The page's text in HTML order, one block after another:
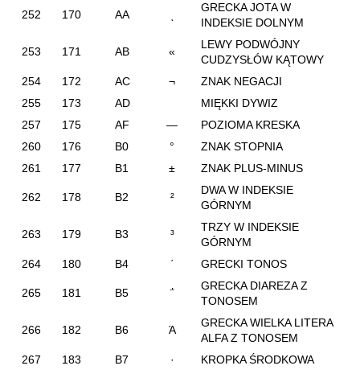
252 170 AA
GRECKA JOTA W
INDEKSIE DOLNYM
253 171 AB «
LEWY PODWÓJNY
CUDZYSŁÓW KĄTOWY
254
172 AC ¬
ZNAK NEGACJI
255
173 AD
MIĘKKI DYWIZ
257
175 AF ―
POZIOMA KRESKA
260
176 B0 °
ZNAK STOPNIA
261
177 B1 ± ZNAK PLUS-MINUS
262 178 B2 ²
DWA W INDEKSIE
GÓRNYM
263 179 B3 ³
TRZY W INDEKSIE
GÓRNYM
264
180 B4 ΄ GRECKI TONOS
265 181 B5 ΅
GRECKA DIAREZA Z
TONOSEM
266 182 B6 Ά
GRECKA WIELKA LITERA
ALFA Z TONOSEM
267
183 B7 · KROPKA ŚRODKOWA